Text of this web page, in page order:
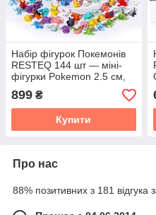
Набір фігурок Покемонів
RESTEQ 144 шт — міні-
фігурки Pokemon 2.5 см,
колекційні іграшки для
дітей
899 ₴
Купити
Про нас
88% позитивних з 181 відгука